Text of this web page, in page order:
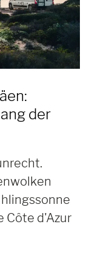
der
Côte d'Azur